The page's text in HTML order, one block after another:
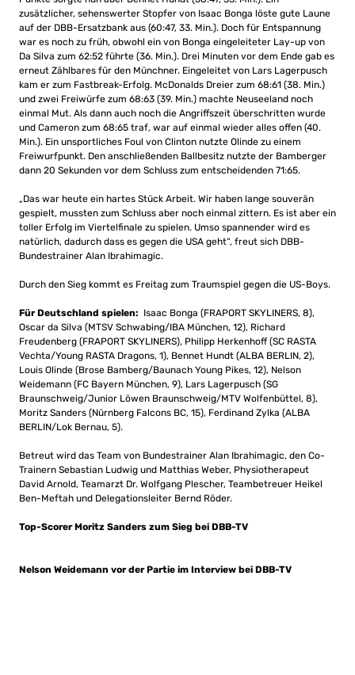
zusätzlicher, sehenswerter Stopfer von Isaac Bonga löste gute Laune
auf der DBB-Ersatzbank aus (60:47, 33. Min.). Doch für Entspannung
war es noch zu früh, obwohl ein von Bonga eingeleiteter Lay-up von
Da Silva zum 62:52 führte (36. Min.). Drei Minuten vor dem Ende gab es
erneut Zählbares für den Münchner. Eingeleitet von Lars Lagerpusch
kam er zum Fastbreak-Erfolg. McDonalds Dreier zum 68:61 (38. Min.)
und zwei Freiwürfe zum 68:63 (39. Min.) machte Neuseeland noch
einmal Mut. Als dann auch noch die Angriffszeit überschritten wurde
und Cameron zum 68:65 traf, war auf einmal wieder alles offen (40.
Min.). Ein unsportliches Foul von Clinton nutzte Olinde zu einem
Freiwurfpunkt. Den anschließenden Ballbesitz nutzte der Bamberger
dann 20 Sekunden vor dem Schluss zum entscheidenden 71:65.
„Das war heute ein hartes Stück Arbeit. Wir haben lange souverän
gespielt, mussten zum Schluss aber noch einmal zittern. Es ist aber ein
toller Erfolg im Viertelfinale zu spielen. Umso spannender wird es
natürlich, dadurch dass es gegen die USA geht“, freut sich DBB-
Bundestrainer Alan Ibrahimagic.
Durch den Sieg kommt es Freitag zum Traumspiel gegen die US-Boys.
Für Deutschland spielen: Isaac Bonga (FRAPORT SKYLINERS, 8),
Oscar da Silva (MTSV Schwabing/IBA München, 12), Richard
Freudenberg (FRAPORT SKYLINERS), Philipp Herkenhoff (SC RASTA
Vechta/Young RASTA Dragons, 1), Bennet Hundt (ALBA BERLIN, 2),
Louis Olinde (Brose Bamberg/Baunach Young Pikes, 12), Nelson
Weidemann (FC Bayern München, 9), Lars Lagerpusch (SG
Braunschweig/Junior Löwen Braunschweig/MTV Wolfenbüttel, 8),
Moritz Sanders (Nürnberg Falcons BC, 15), Ferdinand Zylka (ALBA
BERLIN/Lok Bernau, 5).
Betreut wird das Team von Bundestrainer Alan Ibrahimagic, den Co-
Trainern Sebastian Ludwig und Matthias Weber, Physiotherapeut
David Arnold, Teamarzt Dr. Wolfgang Plescher, Teambetreuer Heikel
Ben-Meftah und Delegationsleiter Bernd Röder.
Top-Scorer Moritz Sanders zum Sieg bei DBB-TV
Nelson Weidemann vor der Partie im Interview bei DBB-TV